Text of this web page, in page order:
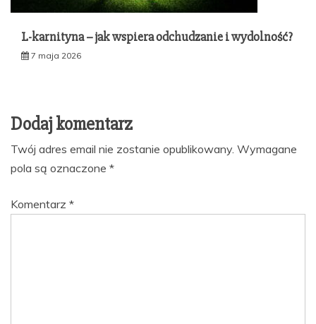
L-karnityna – jak wspiera odchudzanie i wydolność?
7 maja 2026
Dodaj komentarz
Twój adres email nie zostanie opublikowany. Wymagane
pola są oznaczone *
Komentarz *